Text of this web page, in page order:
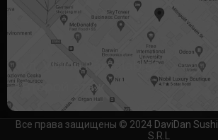
ул. Vlaicu Pârcălab 52
Второй этаж
Все права защищены © 2024 DaviDan Sushi
S.R.L